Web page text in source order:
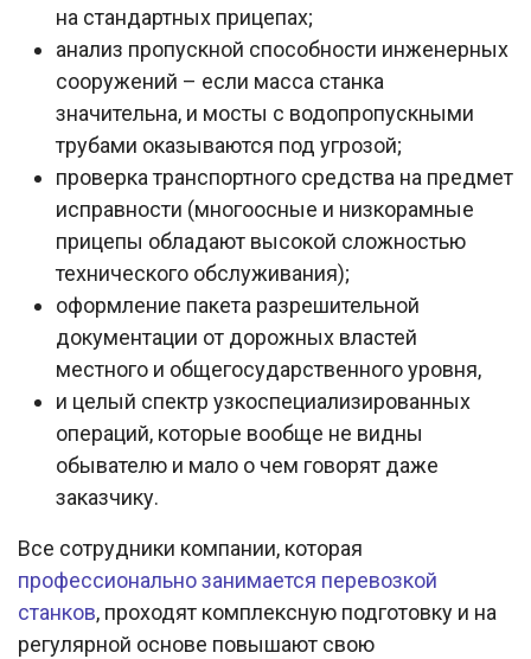
на стандартных прицепах;
анализ пропускной способности инженерных
сооружений – если масса станка
значительна, и мосты с водопропускными
трубами оказываются под угрозой;
проверка транспортного средства на предмет
исправности (многоосные и низкорамные
прицепы обладают высокой сложностью
технического обслуживания);
оформление пакета разрешительной
документации от дорожных властей
местного и общегосударственного уровня,
и целый спектр узкоспециализированных
операций, которые вообще не видны
обывателю и мало о чем говорят даже
заказчику.
Все сотрудники компании, которая
профессионально занимается перевозкой
станков, проходят комплексную подготовку и на
регулярной основе повышают свою